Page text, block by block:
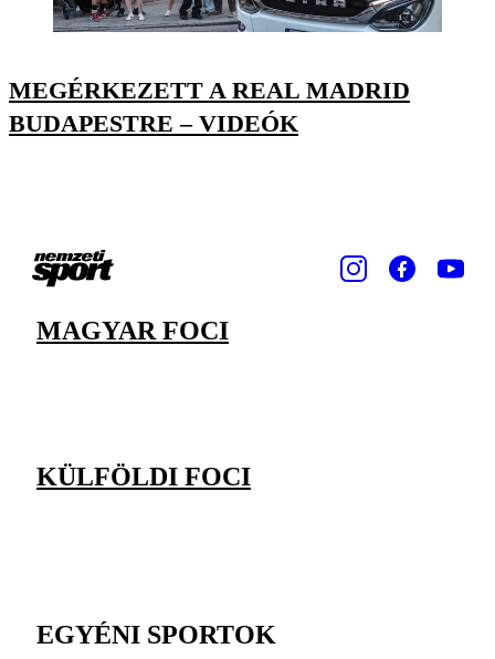
MEGÉRKEZETT A REAL MADRID
BUDAPESTRE – VIDEÓK
MAGYAR FOCI
KÜLFÖLDI FOCI
EGYÉNI SPORTOK